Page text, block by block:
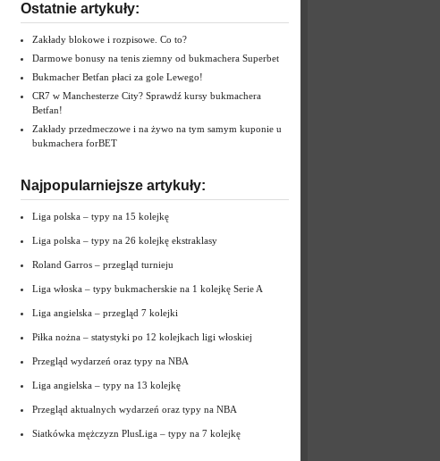
Ostatnie artykuły:
Zakłady blokowe i rozpisowe. Co to?
Darmowe bonusy na tenis ziemny od bukmachera Superbet
Bukmacher Betfan płaci za gole Lewego!
CR7 w Manchesterze City? Sprawdź kursy bukmachera
Betfan!
Zakłady przedmeczowe i na żywo na tym samym kuponie u
bukmachera forBET
Najpopularniejsze artykuły:
Liga polska – typy na 15 kolejkę
Liga polska – typy na 26 kolejkę ekstraklasy
Roland Garros – przegląd turnieju
Liga włoska – typy bukmacherskie na 1 kolejkę Serie A
Liga angielska – przegląd 7 kolejki
Piłka nożna – statystyki po 12 kolejkach ligi włoskiej
Przegląd wydarzeń oraz typy na NBA
Liga angielska – typy na 13 kolejkę
Przegląd aktualnych wydarzeń oraz typy na NBA
Siatkówka mężczyzn PlusLiga – typy na 7 kolejkę